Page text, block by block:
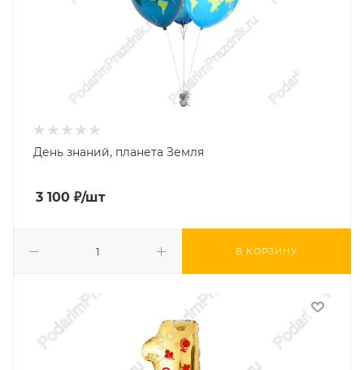
День знаний, планета Земля
3 100 ₽/шт
В КОРЗИНУ